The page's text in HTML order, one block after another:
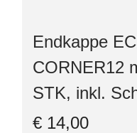
Endkappe
CORNER12
STK, inkl.
€ 14,00